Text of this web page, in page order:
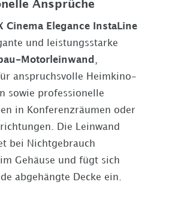
Ansprüche
Cinema Elegance InstaLine
und leistungsstarke
Motorleinwand
anspruchsvolle Heimkino-
sowie professionelle
in Konferenzräumen oder
Die Leinwand
bei Nichtgebrauch
Gehäuse und fügt sich
abgehängte Decke ein.